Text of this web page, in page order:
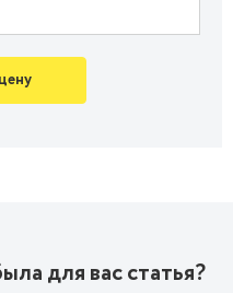
для вас статья?